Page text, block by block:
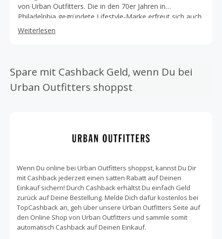
von Urban Outfitters. Die in den 70er Jahren in
Philadelphia gegründete Lifestyle-Marke erfreut sich auch
heute im Jahr 2021 an großer Beliebtheit. Inzwischen gibt
es mehr als 250 Urban Outfitters Shops. Und wenn Du
und Accessoires über Musik und Literatur bis hin zu
stylischen Heimartikeln, Deko und Geschenken mit einer
persönlichen Note. In dem großen Sortiment findest Du
der Marke vermittelt Unabhängigkeit und hat eine
Outfit oder suchst nach dem perfekten Pullover im
Vintage-Look? Dann bist Du bei Urban Outfitters genau
richtig. Auch wenn Du frischen Wind in Deine Wohndeko
bringen willst, findest Du hier so einiges an Inspiration. So
finden sich in dem Wohnartikel-Sortiment von Urban
Outfitters so einige Schätze wie Retro-
Weiterlesen
Spare mit Cashback Geld, wenn Du bei
Urban Outfitters shoppst
Wenn Du online bei Urban Outfitters shoppst, kannst Du Dir
mit Cashback jederzeit einen satten Rabatt auf Deinen
Einkauf sichern! Durch Cashback erhältst Du einfach Geld
zurück auf Deine Bestellung. Melde Dich dafür kostenlos bei
TopCashback an, geh über unsere Urban Outfitters Seite auf
den Online Shop von Urban Outfitters und sammle somit
automatisch Cashback auf Deinen Einkauf.